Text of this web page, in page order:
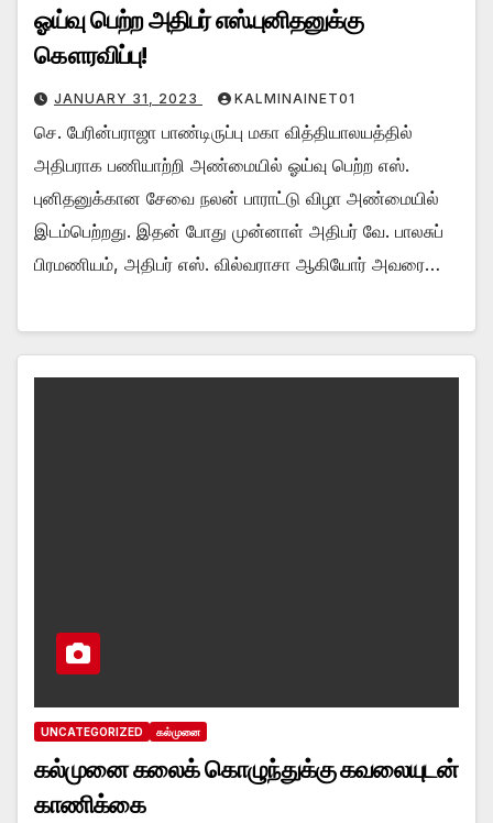
ஓய்வு பெற்ற அதிபர் எஸ்.புனிதனுக்கு
கௌரவிப்பு!
JANUARY 31, 2023 KALMINAINET01
செ. பேரின்பராஜா பாண்டிருப்பு மகா வித்தியாலயத்தில்
அதிபராக பணியாற்றி அண்மையில் ஓய்வு பெற்ற எஸ்.
புனிதனுக்கான சேவை நலன் பாராட்டு விழா அண்மையில்
இடம்பெற்றது. இதன் போது முன்னாள் அதிபர் வே. பாலசுப்
பிரமணியம், அதிபர் எஸ். வில்வராசா ஆகியோர் அவரை…
UNCATEGORIZED கல்முனை
கல்முனை கலைக் கொழுந்துக்கு கவலையுடன்
காணிக்கை